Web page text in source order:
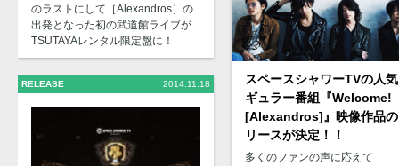
のラストにして［Alexandros］の
出発となった初の武道館ライブが
TSUTAYAレンタル限定盤に！
RELEASE 2014.11.18
スペースシャワーTVの人
ギュラー番組『Welcome!
[Alexandros]』映像作品
リースが決定！！
多くのファンの声に応えて